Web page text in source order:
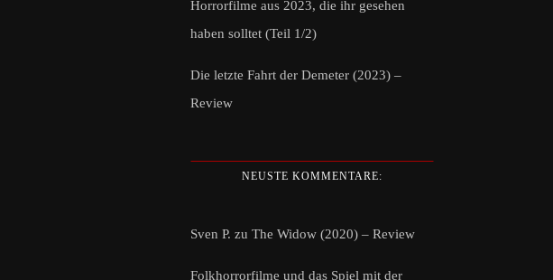
Horrorfilme aus 2023, die ihr gesehen
haben solltet (Teil 1/2)
Die letzte Fahrt der Demeter (2023) –
Review
NEUSTE KOMMENTARE:
Sven P. zu The Widow (2020) – Review
Folkhorrorfilme und das Spiel mit der